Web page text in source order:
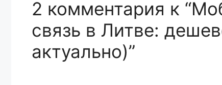
2 комментария к
связь в Литве:
актуально)”